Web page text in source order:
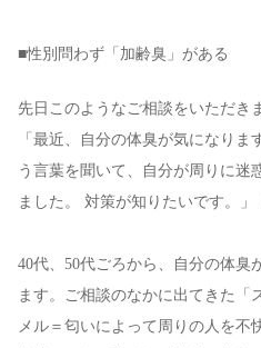
■性別問わず「加齢臭」がある
先日このようなご相談をいただき
「最近、自分の体臭が気になりま
う言葉を聞いて、自分が周りに迷
ました。 対策が知りたいです。」
40代、50代ごろから、自分の体臭
ます。ご相談のなかに出てきた「
メル＝匂いによって周りの人を不